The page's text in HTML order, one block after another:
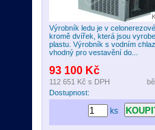
Výrobník ledu je v
kromě dvířek, která jsou
plastu. Výrobník s vodním
vhodný pro vestavění do...
93 100 Kč
112 651 Kč s DPH
Dostupnost:
ks